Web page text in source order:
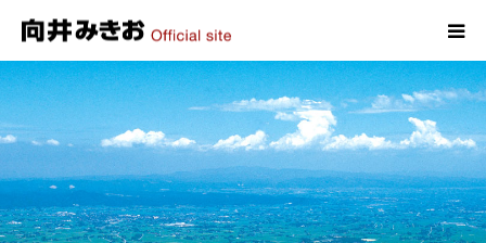
HOME
プロフィール
政策